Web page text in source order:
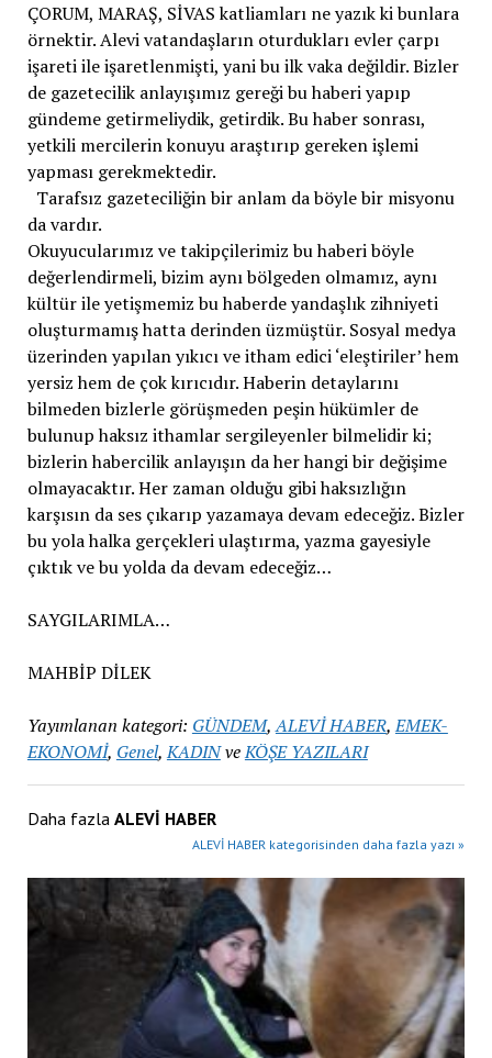
ÇORUM, MARAŞ, SİVAS katliamları ne yazık ki bunlara
örnektir. Alevi vatandaşların oturdukları evler çarpı
işareti ile işaretlenmişti, yani bu ilk vaka değildir. Bizler
de gazetecilik anlayışımız gereği bu haberi yapıp
gündeme getirmeliydik, getirdik. Bu haber sonrası,
yetkili mercilerin konuyu araştırıp gereken işlemi
yapması gerekmektedir.
Tarafsız gazeteciliğin bir anlam da böyle bir misyonu
da vardır.
Okuyucularımız ve takipçilerimiz bu haberi böyle
değerlendirmeli, bizim aynı bölgeden olmamız, aynı
kültür ile yetişmemiz bu haberde yandaşlık zihniyeti
oluşturmamış hatta derinden üzmüştür. Sosyal medya
üzerinden yapılan yıkıcı ve itham edici ‘eleştiriler’ hem
yersiz hem de çok kırıcıdır. Haberin detaylarını
bilmeden bizlerle görüşmeden peşin hükümler de
bulunup haksız ithamlar sergileyenler bilmelidir ki;
bizlerin habercilik anlayışın da her hangi bir değişime
olmayacaktır. Her zaman olduğu gibi haksızlığın
karşısın da ses çıkarıp yazamaya devam edeceğiz. Bizler
bu yola halka gerçekleri ulaştırma, yazma gayesiyle
çıktık ve bu yolda da devam edeceğiz…
SAYGILARIMLA…
MAHBİP DİLEK
Yayımlanan kategori: GÜNDEM,ALEVİ HABER,EMEK-
EKONOMİ, Genel,KADINveKÖŞE YAZILARI
Daha fazla ALEVİ HABER
ALEVİ HABER kategorisinden daha fazla yazı »